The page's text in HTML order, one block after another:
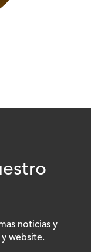
noticias y
website.